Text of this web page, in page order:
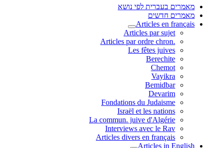
מאמרים בעברית לפי נושא
מאמרים חדשים
Articles en français
Articles par sujet
.Articles par ordre chron
Les fêtes juives
Berechite
Chemot
Vayikra
Bemidbar
Devarim
Fondations du Judaisme
Israël et les nations
La commun. juive d'Algérie
Interviews avec le Rav
Articles divers en français
Articles in English